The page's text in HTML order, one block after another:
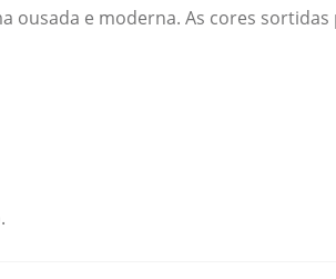
ousada e moderna. As cores